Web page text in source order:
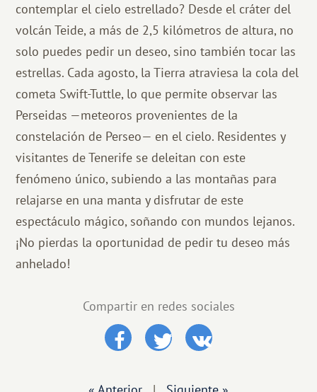
contemplar el cielo estrellado? Desde el cráter del
volcán Teide, a más de 2,5 kilómetros de altura, no
solo puedes pedir un deseo, sino también tocar las
estrellas. Cada agosto, la Tierra atraviesa la cola del
cometa Swift-Tuttle, lo que permite observar las
Perseidas —meteoros provenientes de la
constelación de Perseo— en el cielo. Residentes y
visitantes de Tenerife se deleitan con este
fenómeno único, subiendo a las montañas para
relajarse en una manta y disfrutar de este
espectáculo mágico, soñando con mundos lejanos.
¡No pierdas la oportunidad de pedir tu deseo más
anhelado!
Compartir en redes sociales